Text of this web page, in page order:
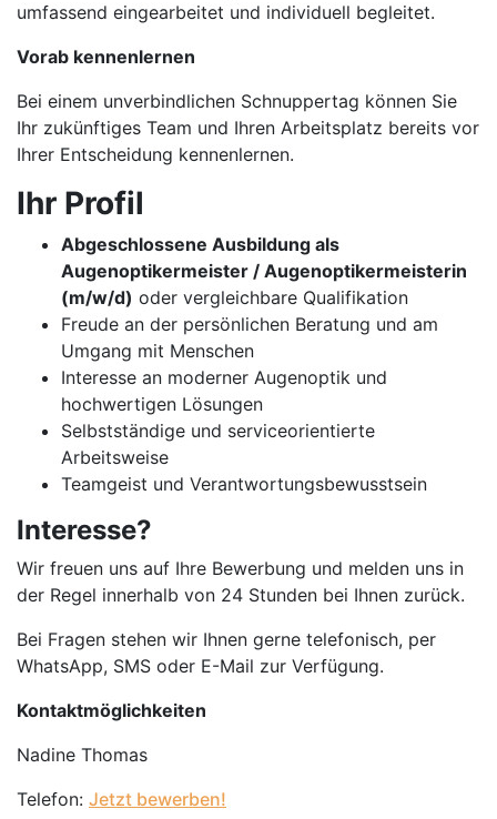
umfassend eingearbeitet und individuell begleitet.
Vorab kennenlernen
Bei einem unverbindlichen Schnuppertag können Sie
Ihr zukünftiges Team und Ihren Arbeitsplatz bereits vor
Ihrer Entscheidung kennenlernen.
Ihr Profil
Abgeschlossene Ausbildung als
Augenoptikermeister / Augenoptikermeisterin
(m/w/d) oder vergleichbare Qualifikation
Freude an der persönlichen Beratung und am
Umgang mit Menschen
Interesse an moderner Augenoptik und
hochwertigen Lösungen
Selbstständige und serviceorientierte
Arbeitsweise
Teamgeist und Verantwortungsbewusstsein
Interesse?
Wir freuen uns auf Ihre Bewerbung und melden uns in
der Regel innerhalb von 24 Stunden bei Ihnen zurück.
Bei Fragen stehen wir Ihnen gerne telefonisch, per
WhatsApp, SMS oder E-Mail zur Verfügung.
Kontaktmöglichkeiten
Nadine Thomas
Telefon: Jetzt bewerben!